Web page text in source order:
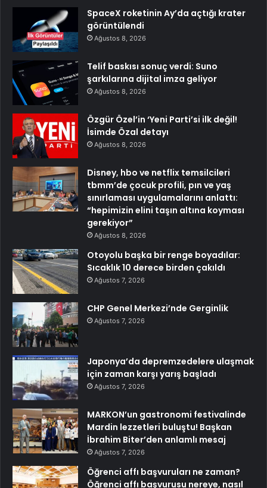
SpaceX roketinin Ay’da açtığı krater
görüntülendi
Ağustos 8, 2026
Telif baskısı sonuç verdi: Suno
şarkılarına dijital imza geliyor
Ağustos 8, 2026
Özgür Özel’in ‘Yeni Parti’si ilk değil!
İsimde Özal detayı
Ağustos 8, 2026
Disney, hbo ve netflix temsilcileri
tbmm’de çocuk profili, pın ve yaş
sınırlaması uygulamalarını anlattı:
“hepimizin elini taşın altına koyması
gerekiyor”
Ağustos 8, 2026
Otoyolu başka bir renge boyadılar:
Sıcaklık 10 derece birden çakıldı
Ağustos 7, 2026
CHP Genel Merkezi’nde Gerginlik
Ağustos 7, 2026
Japonya’da depremzedelere ulaşmak
için zaman karşı yarış başladı
Ağustos 7, 2026
MARKON’un gastronomi festivalinde
Mardin lezzetleri buluştu! Başkan
İbrahim Biter’den anlamlı mesaj
Ağustos 7, 2026
Öğrenci affı başvuruları ne zaman?
Öğrenci affı başvurusu nereye, nasıl